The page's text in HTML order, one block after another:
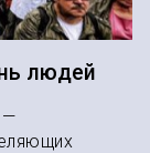
людей
—